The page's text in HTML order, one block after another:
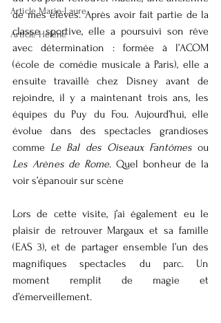
Article Marie-Laure
Article Hélène
de mes élèves. Après avoir fait partie de la
classe sportive, elle a poursuivi son rêve
avec détermination : formée à l’ACOM
(école de comédie musicale à Paris), elle a
ensuite travaillé chez Disney avant de
rejoindre, il y a maintenant trois ans, les
équipes du Puy du Fou. Aujourd’hui, elle
évolue dans des spectacles grandioses
comme Le Bal des Oiseaux Fantômes
Les Arènes de Rome. Quel bonheur de la
voir s’épanouir sur scène
Lors de cette visite, j’ai également eu le
plaisir de retrouver Margaux et sa famille
(EAS 3), et de partager ensemble l’un des
magnifiques spectacles du parc. Un
moment remplit de magie et
d’émerveillement.